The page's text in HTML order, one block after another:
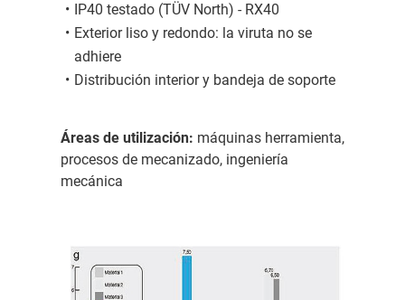
IP40 testado (TÜV North) - RX40
Exterior liso y redondo: la viruta no se
adhiere
Distribución interior y bandeja de soporte
Áreas de utilización: máquinas herramienta,
procesos de mecanizado, ingeniería
mecánica